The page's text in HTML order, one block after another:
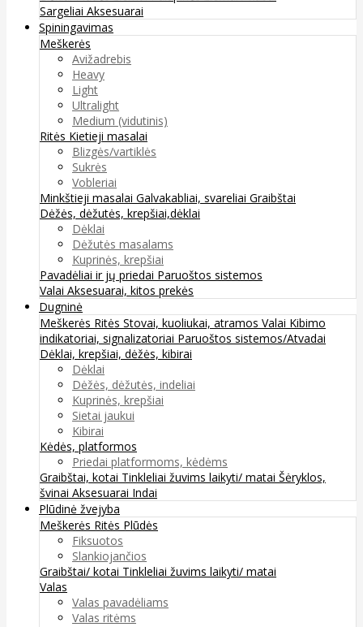
Sargeliai Aksesuarai
Spiningavimas
Meškerės
Avižadrebis
Heavy
Light
Ultralight
Medium (vidutinis)
Ritės Kietieji masalai
Blizgės/vartiklės
Sukrės
Vobleriai
Minkštieji masalai Galvakabliai, svareliai Graibštai
Dėžės, dėžutės, krepšiai,dėklai
Dėklai
Dėžutės masalams
Kuprinės, krepšiai
Pavadėliai ir jų priedai Paruoštos sistemos
Valai Aksesuarai, kitos prekės
Dugninė
Meškerės Ritės Stovai, kuoliukai, atramos Valai Kibimo
indikatoriai, signalizatoriai Paruoštos sistemos/Atvadai
Dėklai, krepšiai, dėžės, kibirai
Dėklai
Dėžės, dėžutės, indeliai
Kuprinės, krepšiai
Sietai jaukui
Kibirai
Kėdės, platformos
Priedai platformoms, kėdėms
Graibštai, kotai Tinkleliai žuvims laikyti/ matai Šėryklos,
švinai Aksesuarai Indai
Plūdinė žvejyba
Meškerės Ritės Plūdės
Fiksuotos
Slankiojančios
Graibštai/ kotai Tinkleliai žuvims laikyti/ matai
Valas
Valas pavadėliams
Valas ritėms